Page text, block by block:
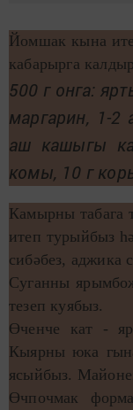
Йомшак кына
кабарырга
500 г онга:
маргарин, 1-
аш кашыгы
комы, 10 г
Камырны табага
итеп турыйбыз
сибәбез, аджика
Суганны
тезеп куябыз.
Өченче кат -
Кыярны юка
ясыйбыз.
Өчпочмак